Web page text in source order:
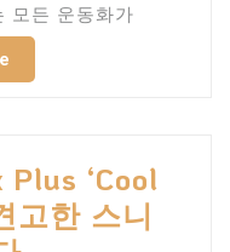
모든 운동화가
‘Cool
고한 스니